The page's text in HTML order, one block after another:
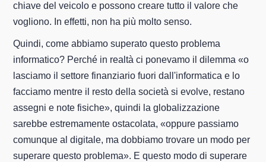
chiave del veicolo e possono creare tutto il valore che
vogliono. In effetti, non ha più molto senso.
Quindi, come abbiamo superato questo problema
informatico? Perché in realtà ci ponevamo il dilemma «o
lasciamo il settore finanziario fuori dall'informatica e lo
facciamo mentre il resto della società si evolve, restano
assegni e note fisiche», quindi la globalizzazione
sarebbe estremamente ostacolata, «oppure passiamo
comunque al digitale, ma dobbiamo trovare un modo per
superare questo problema». E questo modo di superare